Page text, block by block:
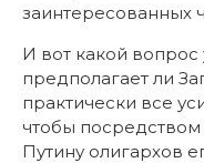
заинтересованных
И вот какой вопрос
предполагает ли
практически все
чтобы
Путину олигархов